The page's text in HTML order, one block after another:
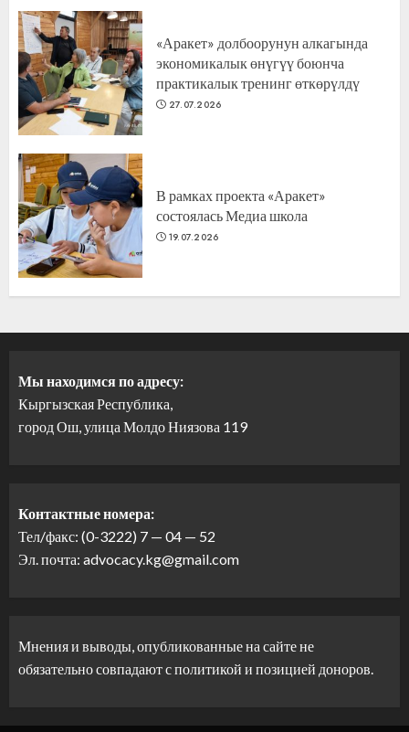
«Аракет» долбоорунун алкагында
экономикалык өнүгүү боюнча
практикалык тренинг өткөрүлдү
27.07.2026
В рамках проекта «Аракет»
состоялась Медиа школа
19.07.2026
Мы находимся по адресу:
Кыргызская Республика,
город Ош, улица Молдо Ниязова 119
Контактные номера:
Тел/факс: (0-3222) 7 — 04 — 52
Эл. почта: advocacy.kg@gmail.com
Мнения и выводы, опубликованные на сайте не
обязательно совпадают с политикой и позицией доноров.